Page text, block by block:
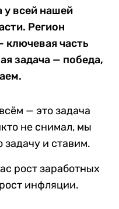
у всей нашей
Регион
ключевая часть
задача — победа,
— это задача
не снимал, мы
и ставим.
рост заработных
инфляции.